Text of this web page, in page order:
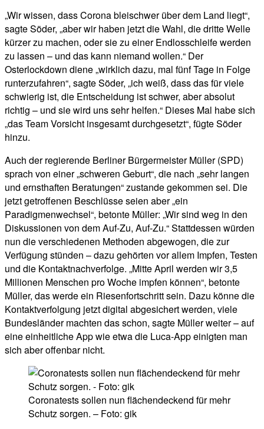
„Wir wissen, dass Corona bleischwer über dem Land liegt“,
sagte Söder, „aber wir haben jetzt die Wahl, die dritte Welle
kürzer zu machen, oder sie zu einer Endlosschleife werden
zu lassen – und das kann niemand wollen.“ Der
Osterlockdown diene „wirklich dazu, mal fünf Tage in Folge
runterzufahren“, sagte Söder, „ich weiß, dass das für viele
schwierig ist, die Entscheidung ist schwer, aber absolut
richtig – und sie wird uns sehr helfen.“ Dieses Mal habe sich
„das Team Vorsicht insgesamt durchgesetzt“, fügte Söder
hinzu.
Auch der regierende Berliner Bürgermeister Müller (SPD)
sprach von einer „schweren Geburt“, die nach „sehr langen
und ernsthaften Beratungen“ zustande gekommen sei. Die
jetzt getroffenen Beschlüsse seien aber „ein
Paradigmenwechsel“, betonte Müller: „Wir sind weg in den
Diskussionen von dem Auf-Zu, Auf-Zu.“ Stattdessen würden
nun die verschiedenen Methoden abgewogen, die zur
Verfügung stünden – dazu gehörten vor allem Impfen, Testen
und die Kontaktnachverfolge. „Mitte April werden wir 3,5
Millionen Menschen pro Woche impfen können“, betonte
Müller, das werde ein Riesenfortschritt sein. Dazu könne die
Kontaktverfolgung jetzt digital abgesichert werden, viele
Bundesländer machten das schon, sagte Müller weiter – auf
eine einheitliche App wie etwa die Luca-App einigten man
sich aber offenbar nicht.
Coronatests sollen nun flächendeckend für mehr
Schutz sorgen. – Foto: gik